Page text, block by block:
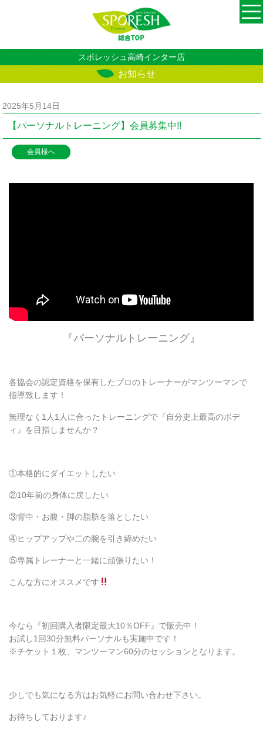
スポレッシュ高崎インター店
お知らせ
2025年5月14日
【パーソナルトレーニング】会員募集中!!
会員様へ
『パーソナルトレーニング』
各協会の認定資格を保有したプロのトレーナーがマンツーマンで
指導致します！
無理なく1人1人に合ったトレーニングで『自分史上最高のボデ
ィ』を目指しませんか？
①本格的にダイエットしたい
②10年前の身体に戻したい
③背中・お腹・脚の脂肪を落としたい
④ヒップアップや二の腕を引き締めたい
⑤専属トレーナーと一緒に頑張りたい！
こんな方にオススメです
今なら『初回購入者限定最大10％OFF』で販売中！
お試し1回30分無料パーソナルも実施中です！
※チケット１枚、マンツーマン60分のセッションとなります。
少しでも気になる方はお気軽にお問い合わせ下さい。
お待ちしております♪